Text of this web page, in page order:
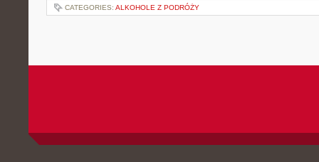
CATEGORIES: ALKOHOLE Z PODRÓŻY